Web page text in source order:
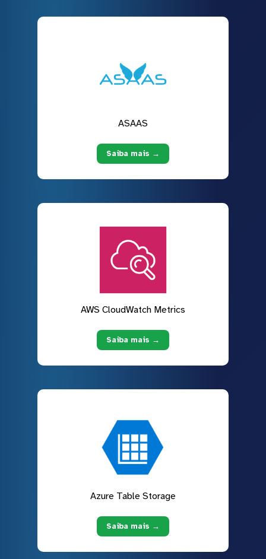
ASAAS
Saiba mais →
AWS CloudWatch Metrics
Saiba mais →
Azure Table Storage
Saiba mais →